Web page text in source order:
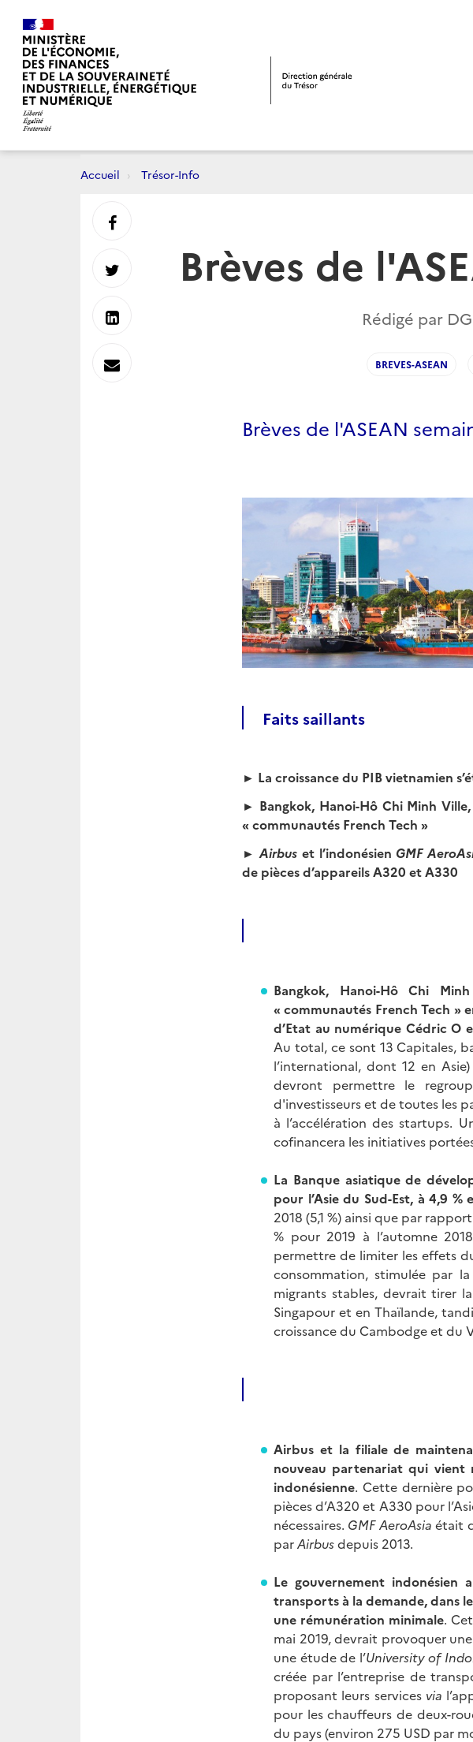
Accueil Trésor-Info
Brèves de
Rédigé par
BREVES-ASEAN
Brèves de l'ASEAN
Faits saillants
► La croissance du PIB vietnamien
► Bangkok, Hanoi-Hô Chi Minh
« communautés French Tech »
► Airbuset l’indonésien GMF
de pièces d’appareils A320 et A330
Bangkok,
Hanoi-Hô Chi
« communautés French Tech »
d’Etat au numérique Cédric O
Au total, ce sont 13 Capitales,
l’international, dont 12 en
devront permettre le
d'investisseurs et de toutes les
à l’accélération des startups.
cofinancera les initiatives
La Banque asiatique de
pour l’Asie du Sud-Est, à 4,9 %
2018 (5,1 %) ainsi que par
% pour 2019 à l’automne
permettre de limiter les effets
consommation, stimulée par
migrants stables, devrait tirer
Singapour et en Thaïlande,
croissance du Cambodge et du
Airbus et la filiale de
nouveau partenariat qui vient
indonésienne. Cette dernière
pièces d’A320 et A330 pour
nécessaires. GMF AeroAsiaétait
parAirbusdepuis 2013.
Le gouvernement
transports à la demande, dans
une rémunération minimale.
mai 2019, devrait provoquer
une étude de l’University of
créée par l’entreprise de
proposant leurs services via
pour les chauffeurs de deux-
du pays (environ 275 USD par
Partager
sur
Partager
sur
Partager
sur
Envoyer